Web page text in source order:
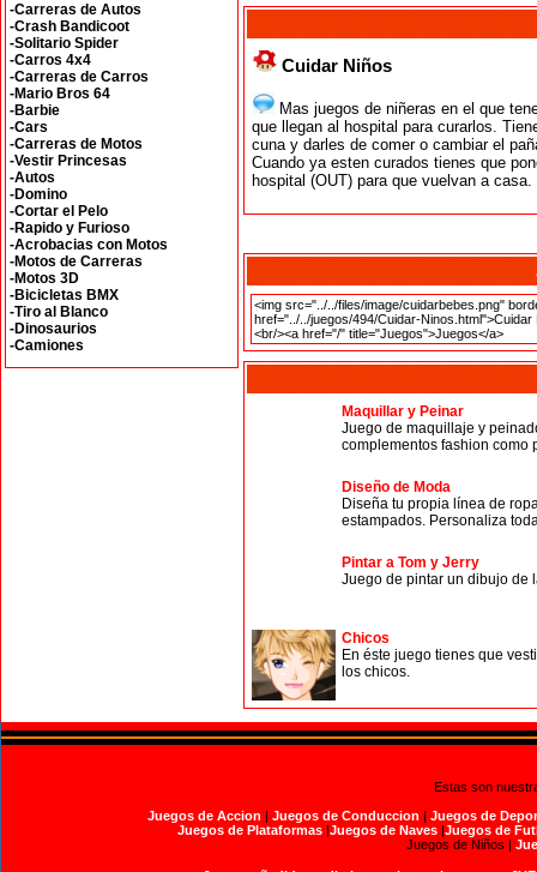
-Carreras de Autos
-Crash Bandicoot
-Solitario Spider
-Carros 4x4
-Carreras de Carros
-Mario Bros 64
-Barbie
-Cars
-Carreras de Motos
-Vestir Princesas
-Autos
-Domino
-Cortar el Pelo
-Rapido y Furioso
-Acrobacias con Motos
-Motos de Carreras
-Motos 3D
-Bicicletas BMX
-Tiro al Blanco
-Dinosaurios
-Camiones
Cuidar Niños
Mas juegos de niñeras en el que
que llegan al hospital para curarlos.
cuna y darles de comer o cambiar el
Cuando ya esten curados tienes que
hospital (OUT) para que vuelvan a casa.
Maquillar y Peinar
Juego de maquillaje y
complementos fashion como
Diseño de Moda
Diseña tu propia línea de
estampados. Personaliza
Pintar a Tom y Jerry
Juego de pintar un dibujo de
Chicos
En éste juego tienes que
los chicos.
Estas son
Juegos de Accion | Juegos de Conduccion | Juegos de
Juegos de Plataformas|Juegos de Naves|Juegos de
Juegos de Niños |